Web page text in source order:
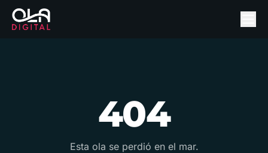
404
Esta ola se perdió en el mar.